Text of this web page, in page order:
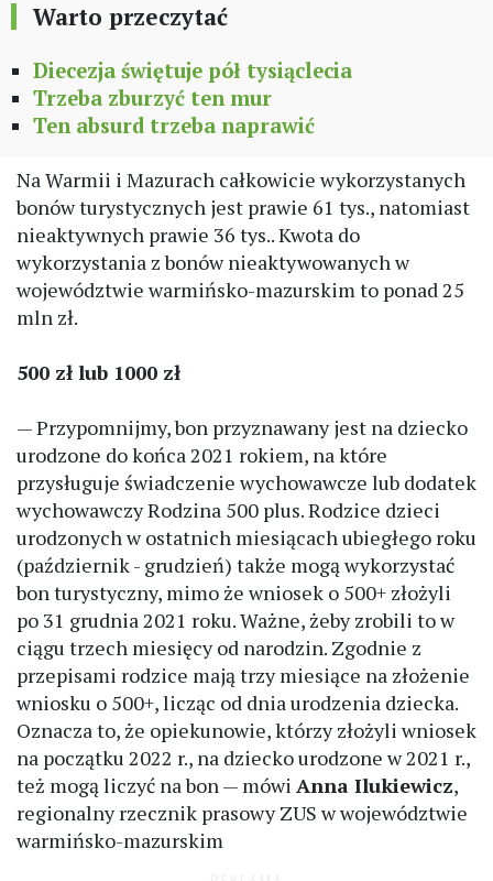
Warto przeczytać
Diecezja świętuje pół tysiąclecia
Trzeba zburzyć ten mur
Ten absurd trzeba naprawić
Na Warmii i Mazurach całkowicie wykorzystanych
bonów turystycznych jest prawie 61 tys., natomiast
nieaktywnych prawie 36 tys.. Kwota do
wykorzystania z bonów nieaktywowanych w
województwie warmińsko-mazurskim to ponad 25
mln zł.
500 zł lub 1000 zł
— Przypomnijmy, bon przyznawany jest na dziecko
urodzone do końca 2021 rokiem, na które
przysługuje świadczenie wychowawcze lub dodatek
wychowawczy Rodzina 500 plus. Rodzice dzieci
urodzonych w ostatnich miesiącach ubiegłego roku
(październik - grudzień) także mogą wykorzystać
bon turystyczny, mimo że wniosek o 500+ złożyli
po 31 grudnia 2021 roku. Ważne, żeby zrobili to w
ciągu trzech miesięcy od narodzin. Zgodnie z
przepisami rodzice mają trzy miesiące na złożenie
wniosku o 500+, licząc od dnia urodzenia dziecka.
Oznacza to, że opiekunowie, którzy złożyli wniosek
na początku 2022 r., na dziecko urodzone w 2021 r.,
też mogą liczyć na bon — mówi Anna Ilukiewicz,
regionalny rzecznik prasowy ZUS w województwie
warmińsko-mazurskim